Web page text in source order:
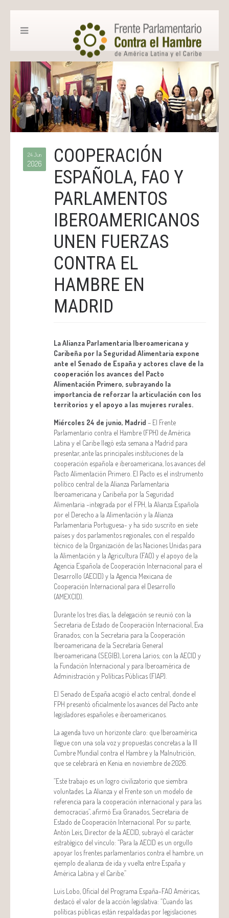
24 Jun
2026
COOPERACIÓN
ESPAÑOLA, FAO Y
PARLAMENTOS
IBEROAMERICANOS
UNEN FUERZAS
CONTRA EL
HAMBRE EN
MADRID
La Alianza Parlamentaria Iberoamericana y
Caribeña por la Seguridad Alimentaria expone
ante el Senado de España y actores clave de la
cooperación los avances del Pacto
Alimentación Primero, subrayando la
importancia de reforzar la articulación con los
territorios y el apoyo a las mujeres rurales.
Miércoles 24 de junio, Madrid – El Frente
Parlamentario contra el Hambre (FPH) de América
Latina y el Caribe llegó esta semana a Madrid para
presentar, ante las principales instituciones de la
cooperación española e iberoamericana, los avances del
Pacto Alimentación Primero. El Pacto es el instrumento
político central de la Alianza Parlamentaria
Iberoamericana y Caribeña por la Seguridad
Alimentaria -integrada por el FPH, la Alianza Española
por el Derecho a la Alimentación y la Alianza
Parlamentaria Portuguesa- y ha sido suscrito en siete
países y dos parlamentos regionales, con el respaldo
técnico de la Organización de las Naciones Unidas para
la Alimentación y la Agricultura (FAO) y el apoyo de la
Agencia Española de Cooperación Internacional para el
Desarrollo (AECID) y la Agencia Mexicana de
Cooperación Internacional para el Desarrollo
(AMEXCID).
Durante los tres días, la delegación se reunió con la
Secretaria de Estado de Cooperación Internacional, Eva
Granados; con la Secretaria para la Cooperación
Iberoamericana de la Secretaría General
Iberoamericana (SEGIB), Lorena Larios; con la AECID y
la Fundación Internacional y para Iberoamérica de
Administración y Políticas Públicas (FIAP).
El Senado de España acogió el acto central, donde el
FPH presentó oficialmente los avances del Pacto ante
legisladores españoles e iberoamericanos.
La agenda tuvo un horizonte claro: que Iberoamérica
llegue con una sola voz y propuestas concretas a la III
Cumbre Mundial contra el Hambre y la Malnutrición,
que se celebrará en Kenia en noviembre de 2026.
“Este trabajo es un logro civilizatorio que siembra
voluntades. La Alianza y el Frente son un modelo de
referencia para la cooperación internacional y para las
democracias”, afirmó Eva Granados, Secretaria de
Estado de Cooperación Internacional. Por su parte,
Antón Leis, Director de la AECID, subrayó el carácter
estratégico del vínculo: “Para la AECID es un orgullo
apoyar los frentes parlamentarios contra el hambre, un
ejemplo de alianza de ida y vuelta entre España y
América Latina y el Caribe.”
Luis Lobo, Oficial del Programa España-FAO Américas,
destacó el valor de la acción legislativa: “Cuando las
políticas públicas están respaldadas por legislaciones